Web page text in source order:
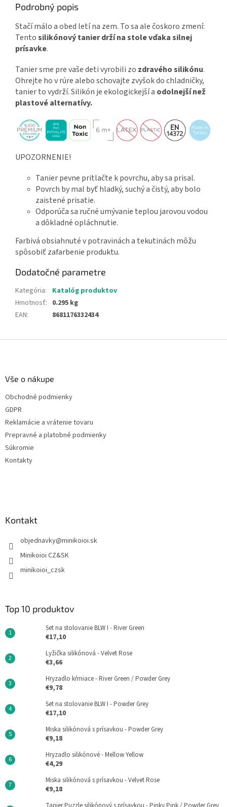
Podrobný popis
Stačí málo a obed letí na zem. To sa ale čoskoro zmení:
Tentosilikónový tanier drží na stole vďaka silnej
prísavke.
Tanier sme pre vaše deti vyrobili zo zdravého silikónu.
Ohrejte ho v rúre alebo schovajte zvyšok do chladničky,
tanier to vydrží. Silikón je ekologickejší a odolnejší než
plastové alternatívy.
UPOZORNENIE!
Tanier pevne pritlačte k povrchu, aby sa prisal.
Povrch by mal byť hladký, suchý a čistý, aby bolo
zaistené prisatie.
Odporúča sa ručné umývanie teplou jarovou vodou
a dôkladné opláchnutie.
Farbivá obsiahnuté v potravinách a tekutinách môžu
spôsobiť zafarbenie produktu.
Dodatočné parametre
Kategória:
Katalóg produktov
Hmotnosť: 0.295 kg
EAN: 8681176332434
Vše o nákupe
Obchodné podmienky
GDPR
Reklamácie a vrátenie tovaru
Prepravné a platobné podmienky
Súkromie
Kontakty
Kontakt
objednavky@minikoioi.sk
Minikoioi CZ&SK
minikoioi_czsk
Top 10 produktov
Set na stolovanie BLW I - River Green
€17,10
Lyžička silikónová - Velvet Rose
€3,66
Hryzadlo kŕmiace - River Green / Powder Grey
€9,78
Set na stolovanie BLW I - Powder Grey
€17,10
Miska silikónová s prísavkou - Powder Grey
€9,18
Hryzadlo silikónové - Mellow Yellow
€4,29
Miska silikónová s prísavkou - Velvet Rose
€9,18